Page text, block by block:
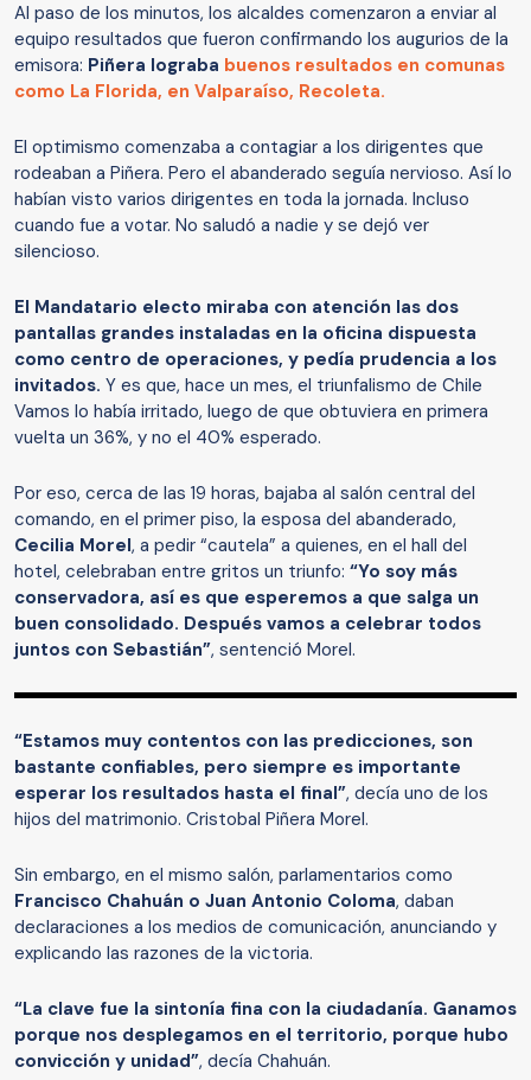
Al paso de los minutos, los alcaldes comenzaron a enviar al
equipo resultados que fueron confirmando los augurios de la
emisora: Piñera lograba buenos resultados en comunas
como La Florida, en Valparaíso, Recoleta.
El optimismo comenzaba a contagiar a los dirigentes que
rodeaban a Piñera. Pero el abanderado seguía nervioso. Así lo
habían visto varios dirigentes en toda la jornada. Incluso
cuando fue a votar. No saludó a nadie y se dejó ver
silencioso.
El Mandatario electo miraba con atención las dos
pantallas grandes instaladas en la oficina dispuesta
como centro de operaciones, y pedía prudencia a los
invitados. Y es que, hace un mes, el triunfalismo de Chile
Vamos lo había irritado, luego de que obtuviera en primera
vuelta un 36%, y no el 40% esperado.
Por eso, cerca de las 19 horas, bajaba al salón central del
comando, en el primer piso, la esposa del abanderado,
Cecilia Morel, a pedir “cautela” a quienes, en el hall del
hotel, celebraban entre gritos un triunfo: “Yo soy más
conservadora, así es que esperemos a que salga un
buen consolidado. Después vamos a celebrar todos
juntos con Sebastián”, sentenció Morel.
“Estamos muy contentos con las predicciones, son
bastante confiables, pero siempre es importante
esperar los resultados hasta el final”, decía uno de los
hijos del matrimonio. Cristobal Piñera Morel.
Sin embargo, en el mismo salón, parlamentarios como
Francisco Chahuán o Juan Antonio Coloma, daban
declaraciones a los medios de comunicación, anunciando y
explicando las razones de la victoria.
“La clave fue la sintonía fina con la ciudadanía. Ganamos
porque nos desplegamos en el territorio, porque hubo
convicción y unidad”, decía Chahuán.